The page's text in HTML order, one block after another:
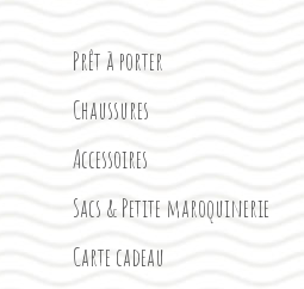
Prêt à porter
Chaussures
Accessoires
Sacs & Petite maroquinerie
Carte cadeau